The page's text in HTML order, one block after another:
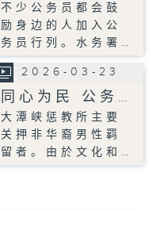
不少公务员都会鼓
励身边的人加入公
务员行列。水务署…
2026-03-23
同心为民 公务…
大潭峡惩教所主要
关押非华裔男性羁
留者。由於文化和…